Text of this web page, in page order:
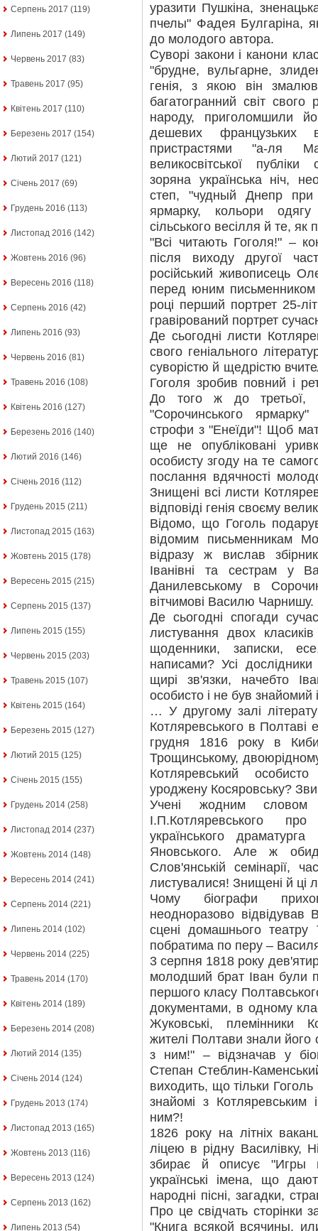
Серпень 2017 (119)
Липень 2017 (149)
Червень 2017 (83)
Травень 2017 (95)
Квітень 2017 (110)
Березень 2017 (154)
Лютий 2017 (121)
Січень 2017 (69)
Грудень 2016 (113)
Листопад 2016 (142)
Жовтень 2016 (96)
Вересень 2016 (118)
Серпень 2016 (42)
Липень 2016 (93)
Червень 2016 (81)
Травень 2016 (108)
Квітень 2016 (127)
Березень 2016 (140)
Лютий 2016 (146)
Січень 2016 (112)
Грудень 2015 (211)
Листопад 2015 (163)
Жовтень 2015 (178)
Вересень 2015 (215)
Серпень 2015 (137)
Липень 2015 (155)
Червень 2015 (203)
Травень 2015 (107)
Квітень 2015 (164)
Березень 2015 (127)
Лютий 2015 (125)
Січень 2015 (155)
Грудень 2014 (258)
Листопад 2014 (237)
Жовтень 2014 (148)
Вересень 2014 (241)
Серпень 2014 (221)
Липень 2014 (102)
Червень 2014 (225)
Травень 2014 (170)
Квітень 2014 (189)
Березень 2014 (208)
Лютий 2014 (135)
Січень 2014 (124)
Грудень 2013 (174)
Листопад 2013 (165)
Жовтень 2013 (116)
Вересень 2013 (124)
Серпень 2013 (162)
Липень 2013 (54)
уразити Пушкіна,
пчелы" Фадея Булгаріна,
до молодого автора.
Суворі закони і канони
"брудне, вульгарне,
генія, з якою він
багатогранний світ свого
народу, приголомшили
дешевих французьких
пристрастями "а-ля
великосвітської
зоряна українська ніч,
степ, "чудный Днепр
ярмарку, кольори
сільського весілля й те,
"Всі читають Гоголя!" –
після виходу другої
російський живописець
перед юним письменником
році перший портрет 25-
гравірований портрет
Де сьогодні листи
свого геніального
суворістю й щедрістю
Гоголя зробив повний і
До того ж до третьої,
"Сорочинського
строфи з "Енеїди"! Щоб
ще не опубліковані
особисту згоду на те
послання вдячності
Знищені всі листи
відповіді генія своєму
Відомо, що Гоголь
відомим письменникам
відразу ж вислав
Іванівні та сестрам у
Данилевському в
вітчимові Василю Чарнишу.
Де сьогодні спогади
листування двох класиків
щоденники, записки,
написами? Усі
щирі зв'язки, начебто
особисто і не був знайомий
… У другому залі
Котляревського в Полтаві
грудня 1816 року в
Трощинському,
Котляревський
уроджену Косяровську?
Учені жодним
І.П.Котляревського
українського
Яновського. Але ж
Слов'янській семінарії,
листувалися! Знищені й ці
Чому біографи
неодноразово відвідував
сцені домашнього театру
побратима по перу –
3 серпня 1818 року
молодший брат Іван були
першого класу
документами, в одному
Жуковські, племінники
жителі Полтави знали його
з ним!" – відзначав у
Степан Стеблин-
виходить, що тільки
знайомі з Котляревським
ним?!
1826 року на літніх
ліцею в рідну Василівку,
збирає й описує "Игры
українські імена, що
народні пісні, загадки,
Про це свідчать сторінки
"Книга всякой всячины,